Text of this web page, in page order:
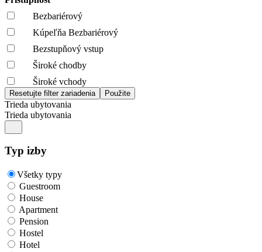
Bezbariérový
Kúpeľňa Bezbariérový
Bezstupňový vstup
Široké chodby
Široké vchody
Trieda ubytovania
Trieda ubytovania
Typ izby
Všetky typy
Guestroom
House
Apartment
Pension
Hostel
Hotel